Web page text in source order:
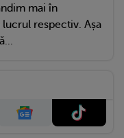
mai în
respectiv. Așa